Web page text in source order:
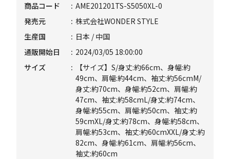
商品コード
AME201201TS-S5050XL-0
発売元
株式会社WONDER STYLE
生産国
日本 / 中国
通販開始日
2024/03/05 18:00:00
サイズ
【サイズ】S/身丈:約66cm、身幅:約
49cm、肩幅:約44cm、袖丈:約56cmM/
身丈:約70cm、身幅:約52cm、肩幅:約
47cm、袖丈:約58cmL/身丈:約74cm、
身幅:約55cm、肩幅:約50cm、袖丈:約
59cmXL/身丈:約78cm、身幅:約58cm、
肩幅:約53cm、袖丈:約60cmXXL/身丈:約
82cm、身幅:約61cm、肩幅:約56cm、
袖丈:約60cm